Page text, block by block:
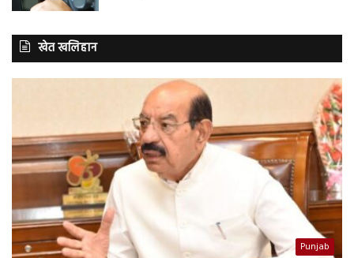
खेत खलिहान
Punjab